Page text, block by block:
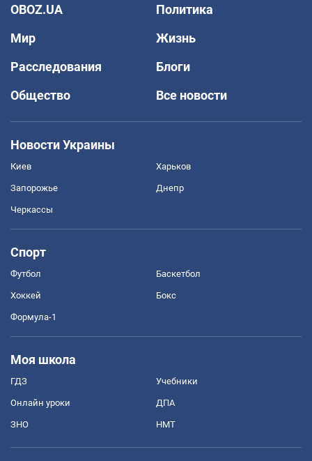
OBOZ.UA
Политика
Мир
Жизнь
Расследования
Блоги
Общество
Все новости
Новости Украины
Киев Харьков
Запорожье Днепр
Черкассы
Спорт
Футбол Баскетбол
Хоккей Бокс
Формула-1
Моя школа
ГДЗ Учебники
Онлайн уроки ДПА
ЗНО НМТ